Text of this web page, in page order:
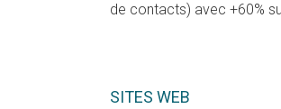
de contacts) avec +60%
SITES WEB